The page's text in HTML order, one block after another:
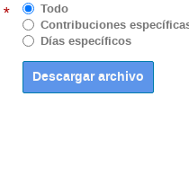
*
Todo
Contribuciones
Días específicos